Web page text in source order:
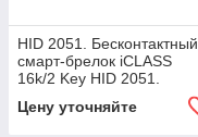
HID 2051. Бесконтактный
смарт-брелок iCLASS
16k/2 Key HID 2051.
брелок iCLASS 16k/2 Key
Цену уточняйте